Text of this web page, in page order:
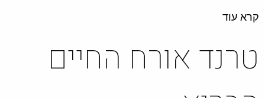
קרא עוד
טרנד אורח החיים